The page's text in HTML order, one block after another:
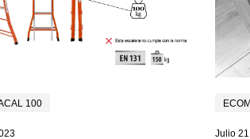
100
Julio